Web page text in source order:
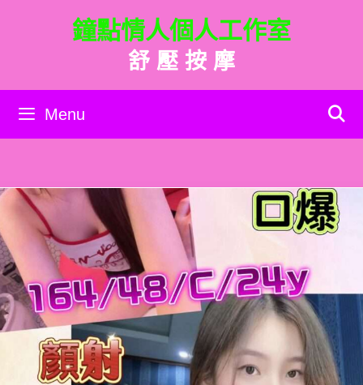
內
鐘點情人個人工作室
舒 壓 按 摩
Menu